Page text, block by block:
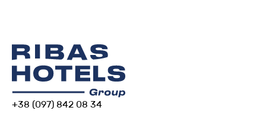
+38 (097) 842 08 34